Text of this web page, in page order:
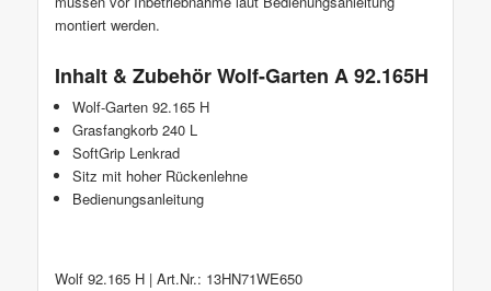
montiert werden.
Inhalt & Zubehör Wolf-Garten A 92.165H
Wolf-Garten 92.165 H
Grasfangkorb 240 L
SoftGrip Lenkrad
Sitz mit hoher Rückenlehne
Bedienungsanleitung
Wolf 92.165 H | Art.Nr.: 13HN71WE650